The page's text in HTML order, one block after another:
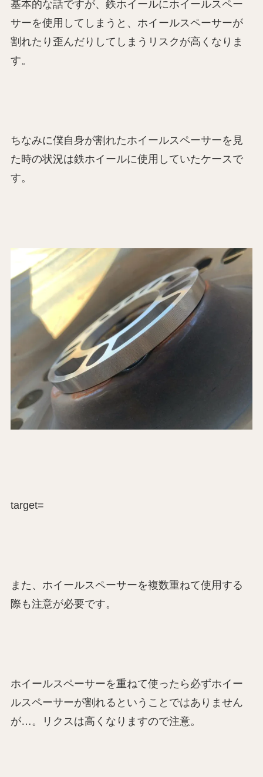
基本的な話ですが、鉄ホイールにホイールスペー
サーを使用してしまうと、ホイールスペーサーが
割れたり歪んだりしてしまうリスクが高くなりま
す。
ちなみに僕自身が割れたホイールスペーサーを見
た時の状況は鉄ホイールに使用していたケースで
す。
target=
また、ホイールスペーサーを複数重ねて使用する
際も注意が必要です。
ホイールスペーサーを重ねて使ったら必ずホイー
ルスペーサーが割れるということではありません
が…。リクスは高くなりますので注意。